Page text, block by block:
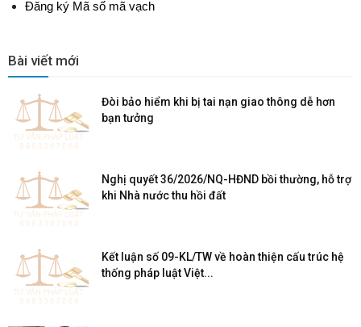
Đăng ký Mã số mã vạch
Bài viết mới
Đòi bảo hiểm khi bị tai nạn giao thông dễ hơn
bạn tưởng
Nghị quyết 36/2026/NQ-HĐND bồi thường, hỗ trợ
khi Nhà nước thu hồi đất
Kết luận số 09-KL/TW về hoàn thiện cấu trúc hệ
thống pháp luật Việt...